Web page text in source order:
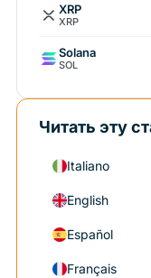
XRP
XRP
Solana
SOL
Читать эту
Italiano
English
Español
Français